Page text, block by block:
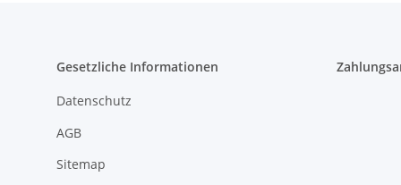
Gesetzliche Informationen
Datenschutz
AGB
Sitemap